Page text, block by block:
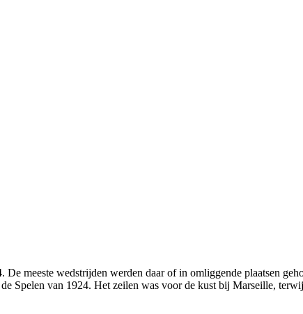
meeste wedstrijden werden daar of in omliggende plaatsen
Spelen van 1924. Het zeilen was voor de kust bij Marseille,